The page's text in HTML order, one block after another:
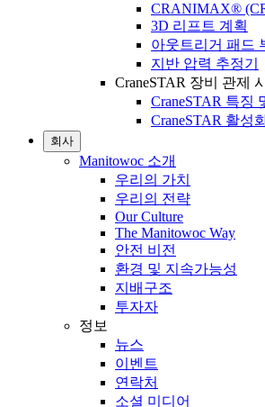
CRANIMAX®
3D 리프트 계획
아웃트리거 패드
지반 압력 추정기
CraneSTAR 장비 관제
CraneSTAR 특징
CraneSTAR 활성
회사
Manitowoc 소개
우리의 가치
우리의 전략
Our Culture
The Manitowoc Way
안전 비전
환경 및 지속가능성
지배구조
투자자
정보
뉴스
이벤트
연락처
소셜 미디어